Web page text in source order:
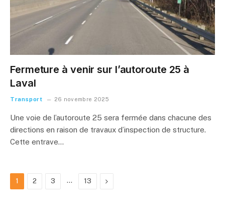
Fermeture à venir sur l’autoroute 25 à
Laval
Transport 26 novembre 2025
Une voie de l’autoroute 25 sera fermée dans chacune des
directions en raison de travaux d’inspection de structure.
Cette entrave…
1 2 3 … 13 Next